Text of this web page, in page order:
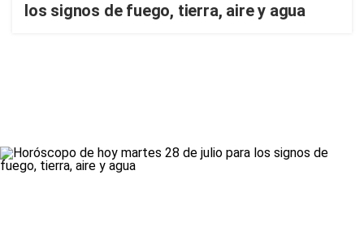
los signos de fuego, tierra, aire y agua